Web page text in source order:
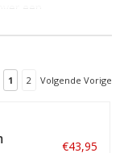
genoemde
1 2 Volgende Vorige
€43,95